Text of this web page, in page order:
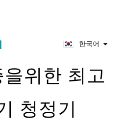
한국어
위한 최고
청정기